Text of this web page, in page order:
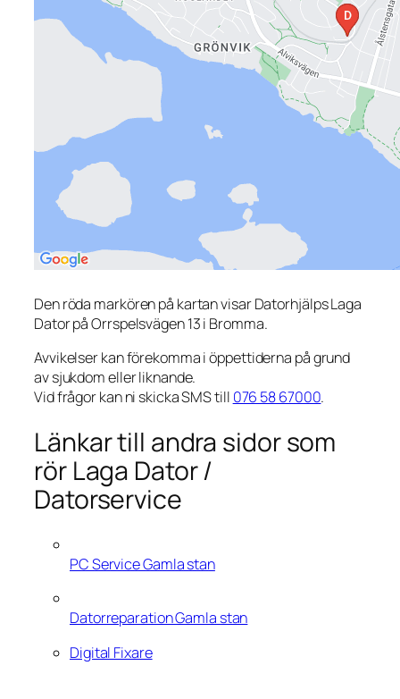
Den röda markören på kartan visar Datorhjälps Laga
Dator på Orrspelsvägen 13 i Bromma.
Avvikelser kan förekomma i öppettiderna på grund
av sjukdom eller liknande.
Vid frågor kan ni skicka SMS till 076 58 67000.
Länkar till andra sidor som
rör Laga Dator /
Datorservice
PC Service Gamla stan
Datorreparation Gamla stan
Digital Fixare